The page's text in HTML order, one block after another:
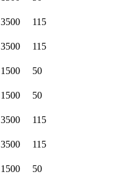
3500 115
3500 115
1500 50
1500 50
3500 115
3500 115
1500 50